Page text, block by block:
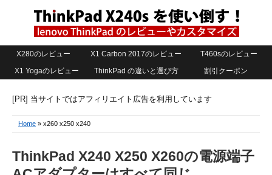
X280のレビュー X1 Carbon 2017のレビュー
T460sのレビュー
X1 Yogaのレビュー
ThinkPad の違いと選び方 割引クーポン
[PR] 当サイトではアフィリエイト広告を利用しています
Home » x260 x250 x240
ThinkPad X240 X250 X260の電源端子